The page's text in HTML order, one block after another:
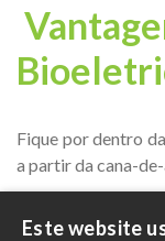
Fique por dentro
a partir da cana-
Este website